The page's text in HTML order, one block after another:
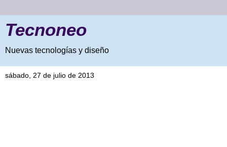
Tecnoneo
Nuevas tecnologías y diseño
sábado, 27 de julio de 2013